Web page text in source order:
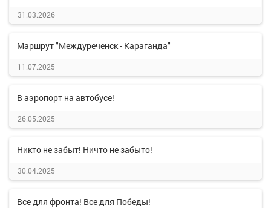
31.03.2026
Маршрут "Междуреченск - Караганда"
11.07.2025
В аэропорт на автобусе!
26.05.2025
Никто не забыт! Ничто не забыто!
30.04.2025
Все для фронта! Все для Победы!